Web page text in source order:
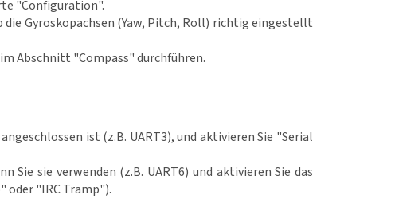
"Configuration".
die Gyroskopachsen (Yaw, Pitch, Roll) richtig eingestellt
Abschnitt "Compass" durchführen.
ist (z.B. UART3), und aktivieren Sie "Serial
Sie sie verwenden (z.B. UART6) und aktivieren Sie das
oder "IRC Tramp").